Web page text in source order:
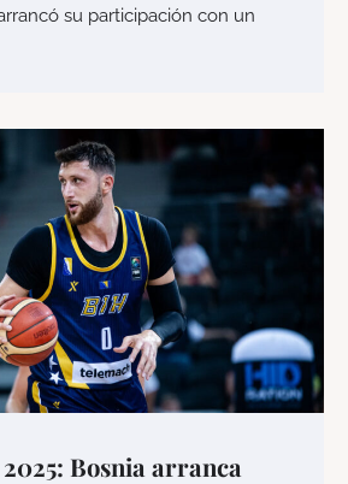
su participación con un
Bosnia arranca